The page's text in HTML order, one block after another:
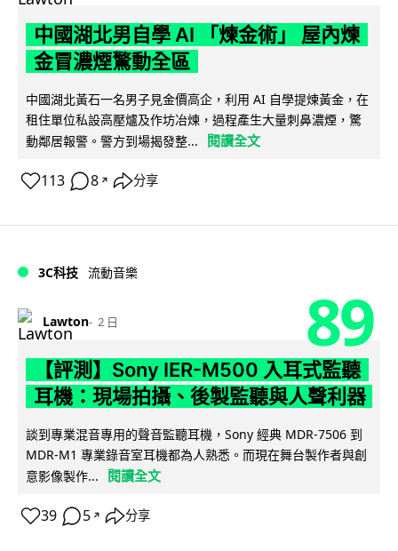
中國湖北男自學 AI 「煉金術」 屋內煉
金冒濃煙驚動全區
中國湖北黃石一名男子見金價高企，利用 AI 自學提煉黃金，在
租住單位私設高壓爐及作坊冶煉，過程產生大量刺鼻濃煙，驚
動鄰居報警。警方到場揭發整...
閱讀全文
113 8 ↗ 分享
3C科技 流動音樂
Lawton 2 日 89
【評測】Sony IER-M500 入耳式監聽
耳機：現場拍攝、後製監聽與人聲利器
談到專業混音專用的聲音監聽耳機，Sony 經典 MDR-7506 到
MDR-M1 專業錄音室耳機都為人熟悉。而現在舞台製作者與創
意影像製作...
閱讀全文
39 5 ↗ 分享